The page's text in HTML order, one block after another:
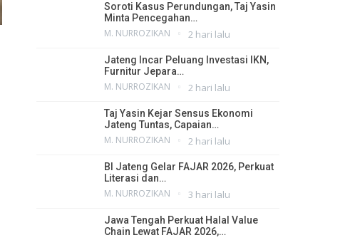
Soroti Kasus Perundungan, Taj Yasin
Minta Pencegahan…
M. NURROZIKAN 2 hari lalu
Jateng Incar Peluang Investasi IKN,
Furnitur Jepara…
M. NURROZIKAN 2 hari lalu
Taj Yasin Kejar Sensus Ekonomi
Jateng Tuntas, Capaian…
M. NURROZIKAN 2 hari lalu
BI Jateng Gelar FAJAR 2026, Perkuat
Literasi dan…
M. NURROZIKAN 3 hari lalu
Jawa Tengah Perkuat Halal Value
Chain Lewat FAJAR 2026,…